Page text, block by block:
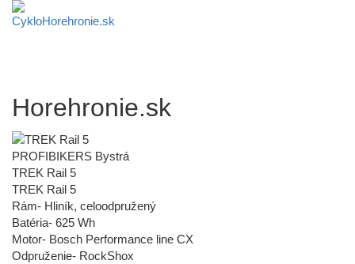
Horehronie.sk
PROFIBIKERS Bystrá
TREK Rail 5
TREK Rail 5
Rám- Hliník, celoodpružený
Batéria- 625 Wh
Motor- Bosch Performance line CX
Odpruženie- RockShox